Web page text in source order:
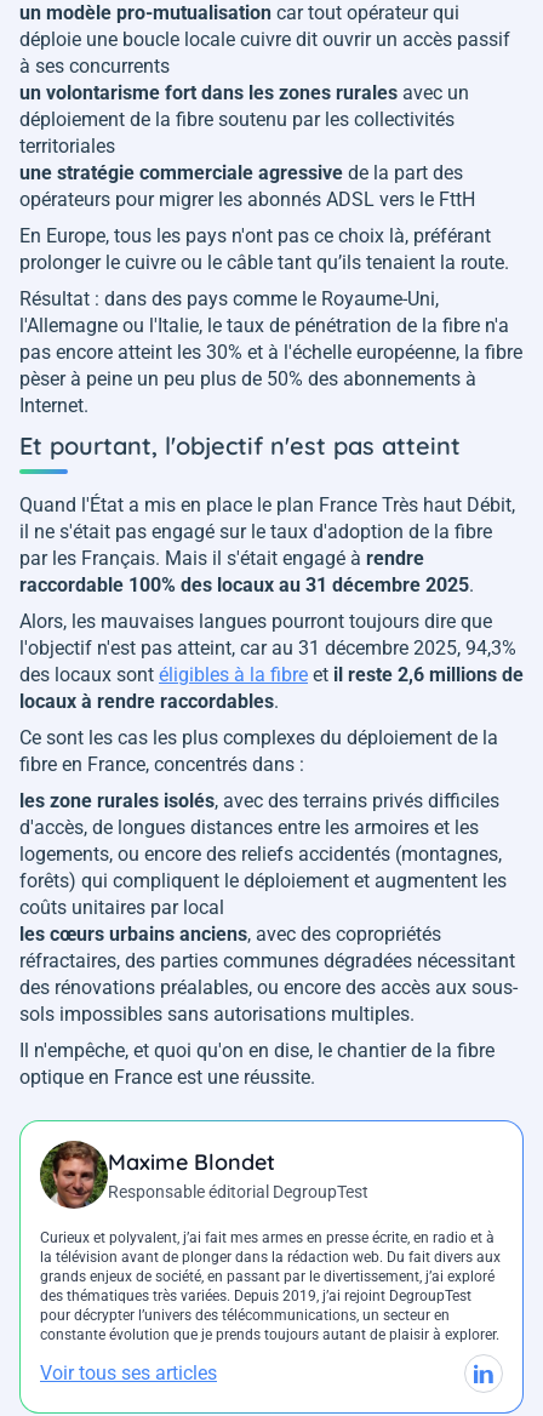
un modèle pro-mutualisation car tout opérateur qui
déploie une boucle locale cuivre dit ouvrir un accès passif
à ses concurrents
un volontarisme fort dans les zones rurales avec un
déploiement de la fibre soutenu par les collectivités
territoriales
une stratégie commerciale agressive de la part des
opérateurs pour migrer les abonnés ADSL vers le FttH
En Europe, tous les pays n'ont pas ce choix là, préférant
prolonger le cuivre ou le câble tant qu’ils tenaient la route.
Résultat : dans des pays comme le Royaume-Uni,
l'Allemagne ou l'Italie, le taux de pénétration de la fibre n'a
pas encore atteint les 30% et à l'échelle européenne, la fibre
pèser à peine un peu plus de 50% des abonnements à
Internet.
Et pourtant, l'objectif n'est pas atteint
Quand l'État a mis en place le plan France Très haut Débit,
il ne s'était pas engagé sur le taux d'adoption de la fibre
par les Français. Mais il s'était engagé à rendre
raccordable 100% des locaux au 31 décembre 2025.
Alors, les mauvaises langues pourront toujours dire que
l'objectif n'est pas atteint, car au 31 décembre 2025, 94,3%
des locaux sont éligibles à la fibre et il reste 2,6 millions de
locaux à rendre raccordables.
Ce sont les cas les plus complexes du déploiement de la
fibre en France, concentrés dans :
les zone rurales isolés, avec des terrains privés difficiles
d'accès, de longues distances entre les armoires et les
logements, ou encore des reliefs accidentés (montagnes,
forêts) qui compliquent le déploiement et augmentent les
coûts unitaires par local
les cœurs urbains anciens, avec des copropriétés
réfractaires, des parties communes dégradées nécessitant
des rénovations préalables, ou encore des accès aux sous-
sols impossibles sans autorisations multiples.
Il n'empêche, et quoi qu'on en dise, le chantier de la fibre
optique en France est une réussite.
Maxime Blondet
Responsable éditorial DegroupTest
Curieux et polyvalent, j’ai fait mes armes en presse écrite, en radio et à
la télévision avant de plonger dans la rédaction web. Du fait divers aux
grands enjeux de société, en passant par le divertissement, j’ai exploré
des thématiques très variées. Depuis 2019, j’ai rejoint DegroupTest
pour décrypter l’univers des télécommunications, un secteur en
constante évolution que je prends toujours autant de plaisir à explorer.
Voir tous ses articles